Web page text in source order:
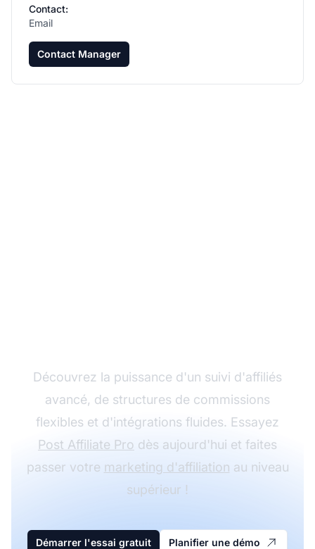
Contact:
Email
Contact Manager
Découvrez la puissance d'un suivi d'affiliés
avancé, de structures de commissions
flexibles et d'intégrations fluides. Essayez
Post Affiliate Pro dès aujourd'hui et faites
passer votre marketing d'affiliation au niveau
supérieur !
Démarrer l'essai gratuit Planifier une démo